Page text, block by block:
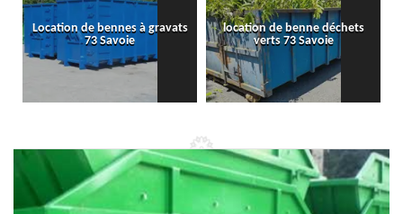
Location de bennes à gravats
73 Savoie
location de benne déchets
verts 73 Savoie